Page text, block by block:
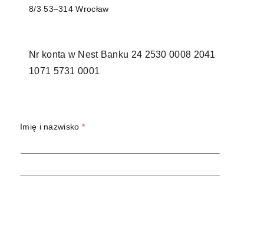
8/3 53–314 Wrocław
Nr konta w Nest Banku 24 2530 0008 2041
1071 5731 0001
Imię i nazwisko *